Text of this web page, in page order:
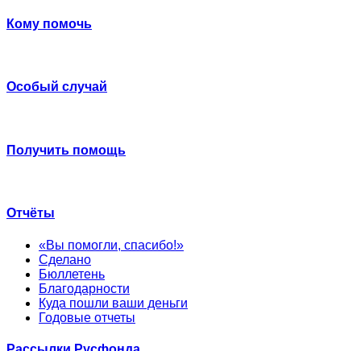
Кому помочь
Особый случай
Получить помощь
Отчёты
«Вы помогли, спасибо!»
Сделано
Бюллетень
Благодарности
Куда пошли ваши деньги
Годовые отчеты